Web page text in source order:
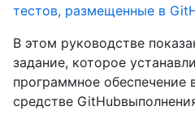
тестов, размещенные в
В этом руководстве
задание, которое
программное обеспечение
средстве